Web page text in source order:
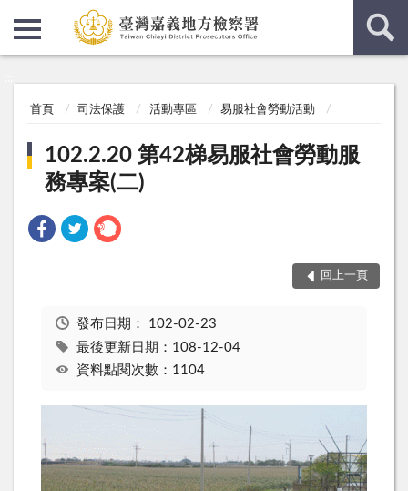
首頁 司法保護 活動專區 易服社會勞動活動
102.2.20 第42梯易服社會勞動服
務專案(二)
回上一頁
發布日期： 102-02-23
最後更新日期：108-12-04
資料點閱次數：1104